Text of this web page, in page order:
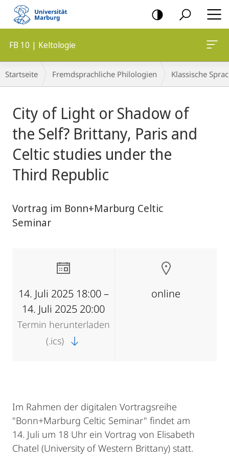
Mobile-
Navigation
FB 10 | Keltologie
Breadcrumb-
Navigation
Startseite Fremdsprachliche Philologien Klassische
City of Light or Shadow of
the Self? Brittany, Paris and
Celtic studies under the
Third Republic
Vortrag im Bonn+Marburg Celtic
Seminar
14. Juli 2025 18:00 –
14. Juli 2025 20:00
Termin herunterladen
(.ics)
online
Im Rahmen der digitalen Vortragsreihe
"Bonn+Marburg Celtic Seminar" findet am
14. Juli um 18 Uhr ein Vortrag von Elisabeth
Chatel (University of Western Brittany) statt.